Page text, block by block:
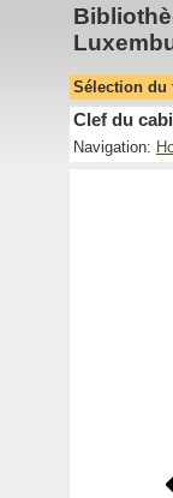
Sélection du
Clef du
Navigation: